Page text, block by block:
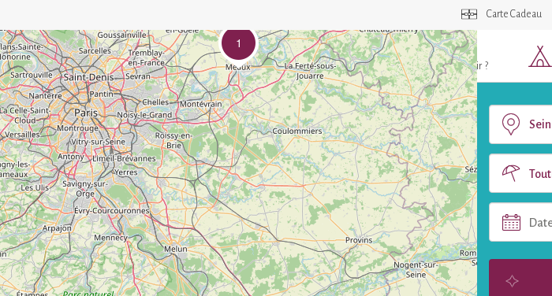
Carte Cadeau
AbracadaRoom DESTINATIONS
Où voulez-vous partir ?
1